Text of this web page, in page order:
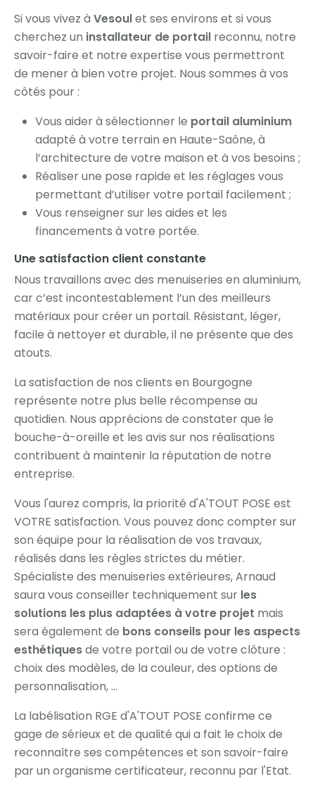
Si vous vivez à Vesoulet ses environs et si vous
cherchez un installateur de portail reconnu, notre
savoir-faire et notre expertise vous permettront
de mener à bien votre projet. Nous sommes à vos
côtés pour :
Vous aider à sélectionner le portail aluminium
adapté à votre terrain en Haute-Saône, à
l’architecture de votre maison et à vos besoins ;
Réaliser une pose rapide et les réglages vous
permettant d’utiliser votre portail facilement ;
Vous renseigner sur les aides et les
financements à votre portée.
Une satisfaction client constante
Nous travaillons avec des menuiseries en aluminium,
car c’est incontestablement l’un des meilleurs
matériaux pour créer un portail. Résistant, léger,
facile à nettoyer et durable, il ne présente que des
atouts.
La satisfaction de nos clients en Bourgogne
représente notre plus belle récompense au
quotidien. Nous apprécions de constater que le
bouche-à-oreille et les avis sur nos réalisations
contribuent à maintenir la réputation de notre
entreprise.
Vous l'aurez compris, la priorité d'A'TOUT POSE est
VOTRE satisfaction. Vous pouvez donc compter sur
son équipe pour la réalisation de vos travaux,
réalisés dans les règles strictes du métier.
Spécialiste des menuiseries extérieures, Arnaud
saura vous conseiller techniquement sur les
solutions les plus adaptées à votre projet mais
sera également de bons conseils pour les aspects
esthétiquesde votre portail ou de votre clôture :
choix des modèles, de la couleur, des options de
personnalisation, ...
La labélisation RGE d'A'TOUT POSE confirme ce
gage de sérieux et de qualité qui a fait le choix de
reconnaître ses compétences et son savoir-faire
par un organisme certificateur, reconnu par l'Etat.